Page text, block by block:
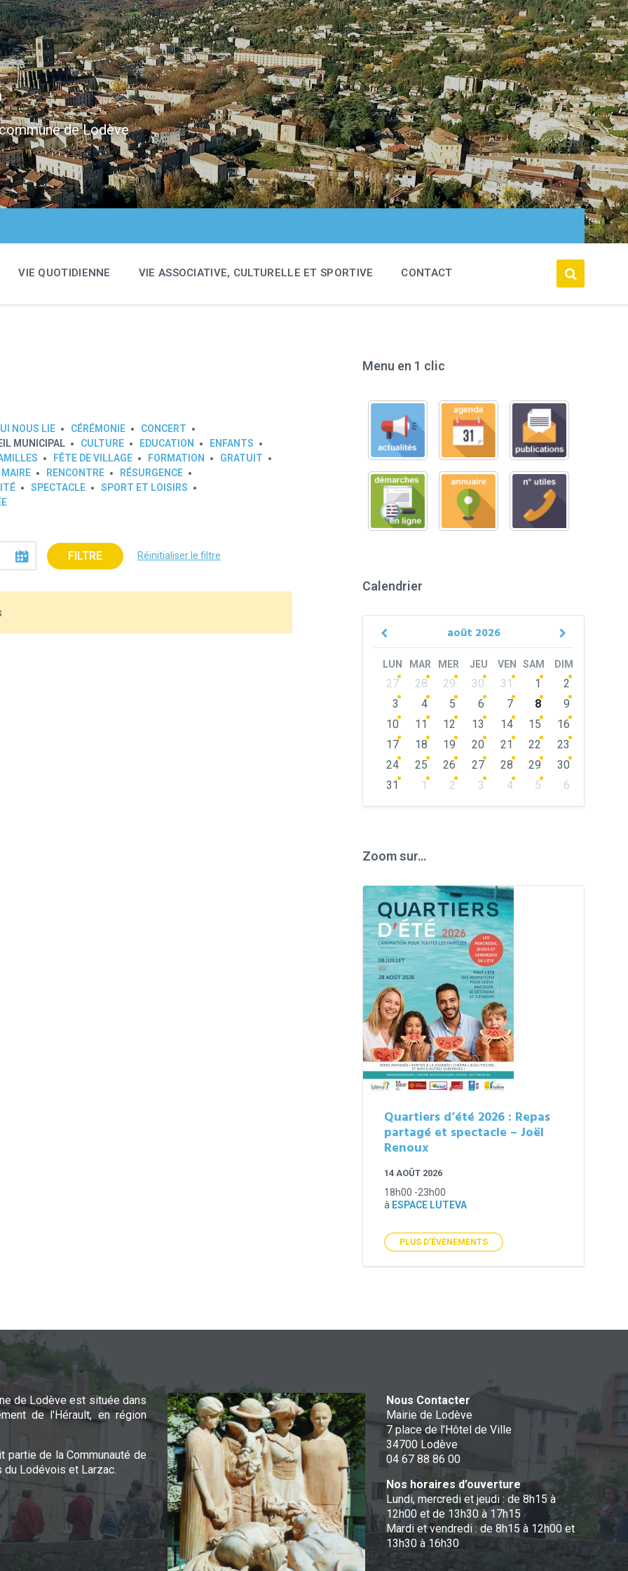
de Lodève
VIE QUOTIDIENNE VIE ASSOCIATIVE, CULTURELLE ET SPORTIVE CONTACT
NOUS LIE CÉRÉMONIE
CONCERT
MUNICIPAL CULTURE EDUCATION
ENFANTS
FÊTE DE VILLAGE FORMATION
GRATUIT
MAIRE RENCONTRE
RÉSURGENCE
SPECTACLE
SPORT ET LOISIRS
FILTRE Réinitialiser le filtre
Menu en 1 clic
Calendrier
août 2026
Previous
Next
LUN MAR MER JEU VEN SAM DIM
Skip
calendar
days
27 28 29 30 31 1
2
3
4 5 6 7 8
9
10
11 12 13 14 15
16
17
18 19 20 21 22
23
24
25 26 27 28 29
30
31
1 2 3 4 5
6
Zoom sur…
Quartiers d’été 2026 : Repas
partagé et spectacle – Joël
Renoux
14 AOÛT 2026
18h00 -23h00
à ESPACE LUTEVA
PLUS D'ÉVÉNEMENTS
de Lodève est située dans
de l'Hérault, en région
partie de la Communauté de
du Lodévois et Larzac.
Nous Contacter
Mairie de Lodève
7 place de l'Hôtel de Ville
34700 Lodève
04 67 88 86 00
Nos horaires d’ouverture
Lundi, mercredi et jeudi : de 8h15 à
12h00 et de 13h30 à 17h15
Mardi et vendredi : de 8h15 à 12h00 et
13h30 à 16h30